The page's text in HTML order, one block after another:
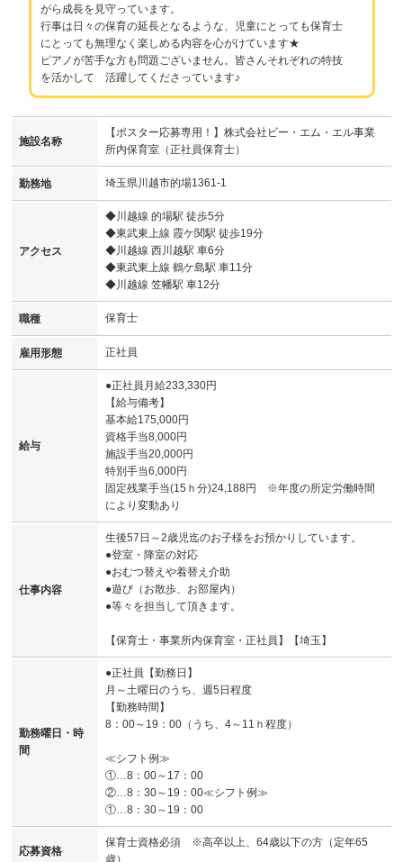
がら成長を見守っています。
行事は日々の保育の延長となるような、児童にとっても保育士
にとっても無理なく楽しめる内容を心がけています★
ピアノが苦手な方も問題ございません。皆さんそれぞれの特技
を活かして 活躍してくださっています♪
施設名称
【ポスター応募専用！】株式会社ビー・エム・エル事業
所内保育室（正社員保育士）
勤務地 埼玉県川越市的場1361-1
アクセス
◆川越線 的場駅 徒歩5分
◆東武東上線 霞ケ関駅 徒歩19分
◆川越線 西川越駅 車6分
◆東武東上線 鶴ケ島駅 車11分
◆川越線 笠幡駅 車12分
職種 保育士
雇用形態 正社員
給与
●正社員月給233,330円
【給与備考】
基本給175,000円
資格手当8,000円
施設手当20,000円
特別手当6,000円
固定残業手当(15ｈ分)24,188円 ※年度の所定労働時間
により変動あり
仕事内容
生後57日～2歳児迄のお子様をお預かりしています。
●登室・降室の対応
●おむつ替えや着替え介助
●遊び（お散歩、お部屋内）
●等々を担当して頂きます。
【保育士・事業所内保育室・正社員】【埼玉】
勤務曜日・時
間
●正社員【勤務日】
月～土曜日のうち、週5日程度
【勤務時間】
8：00～19：00（うち、4～11ｈ程度）
≪シフト例≫
①…8：00～17：00
②…8：30～19：00≪シフト例≫
①…8：30～19：00
応募資格
保育士資格必須 ※高卒以上、64歳以下の方（定年65
歳）